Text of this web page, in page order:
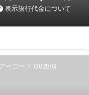
表示旅行代金について
ーコード Q02BIG